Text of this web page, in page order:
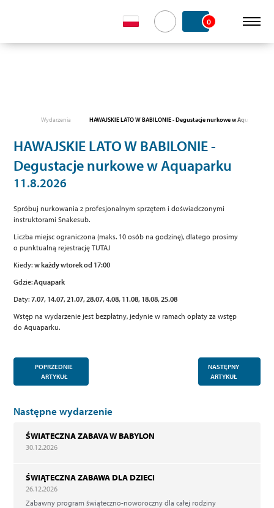
0
Wydarzenia HAWAJSKIE LATO W BABILONIE - Degustacje nurkowe w Aquaparku
HAWAJSKIE LATO W BABILONIE -
Degustacje nurkowe w Aquaparku
11.8.2026
Spróbuj nurkowania z profesjonalnym sprzętem i doświadczonymi
instruktorami Snakesub.
Liczba miejsc ograniczona (maks. 10 osób na godzinę), dlatego prosimy
o punktualną rejestrację TUTAJ
Kiedy:w każdy wtorek od 17:00
Gdzie:Aquapark
Daty:7.07, 14.07, 21.07, 28.07, 4.08, 11.08, 18.08, 25.08
Wstęp na wydarzenie jest bezpłatny, jedynie w ramach opłaty za wstęp
do Aquaparku.
NASTĘPNY
ARTYKUŁ
POPRZEDNIE
ARTYKUŁ
Następne wydarzenie
ŚWIATECZNA ZABAVA W BABYLON
30.12.2026
ŚWIĄTECZNA ZABAWA DLA DZIECI
26.12.2026
Zabawny program świąteczno-noworoczny dla całej rodziny